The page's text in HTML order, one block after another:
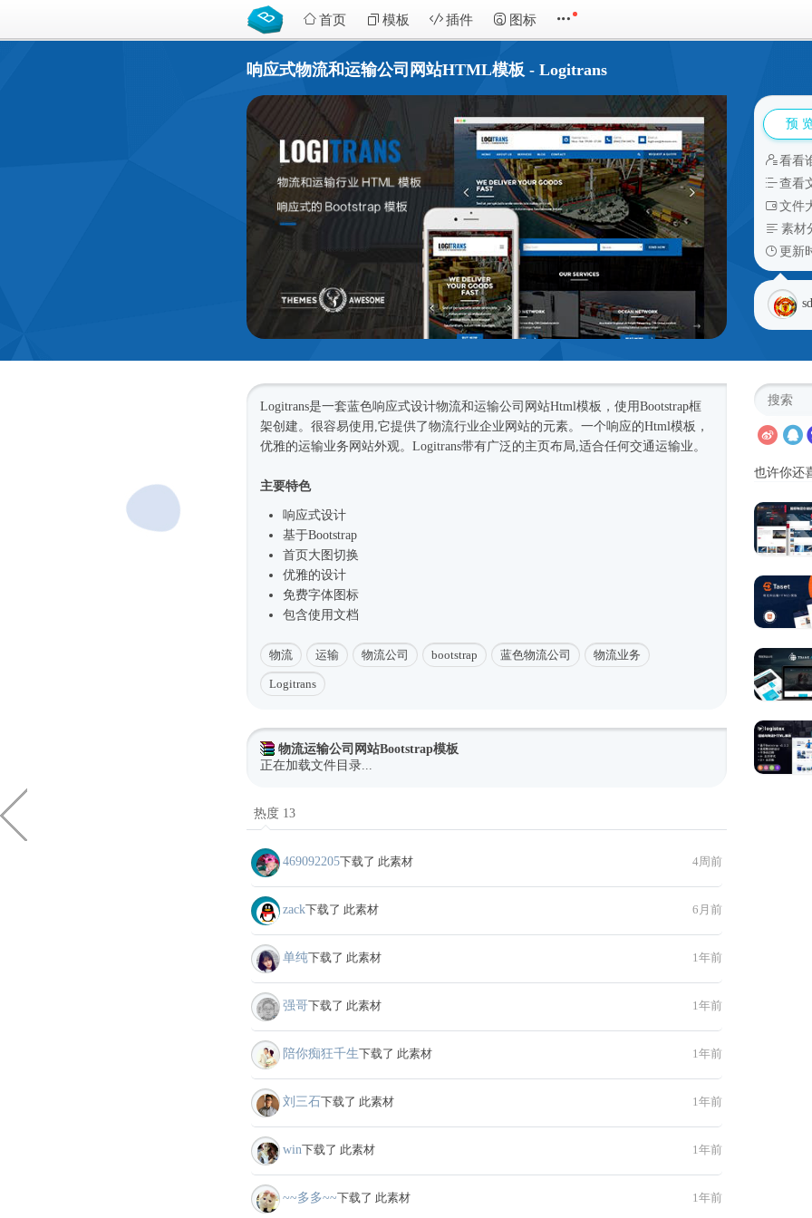
首页 模板 插件 图标
响应式物流和运输公司网站HTML模板 - Logitrans
预
看看
查看
文件
素材
更新
Logitrans是一套蓝色响应式设计物流和运输公司网站Html模板 ，使用Bootstrap框
架创建。很容易使用,它提供了物流行业企业网站的元素。一个响应的Html模板 ，
优雅的运输业务网站外观。Logitrans带有广泛的主页布局,适合任何交通运输业。
主要特色
响应式设计
基于Bootstrap
首页大图切换
优雅的设计
免费字体图标
包含使用文档
物流 运输 物流公司 bootstrap 蓝色物流公司 物流业务
Logitrans
物流运输公司网站Bootstrap模板
正在加载文件目录...
热度 13
469092205下载了 此素材 4周前
zack下载了 此素材 6月前
单纯下载了 此素材 1年前
强哥下载了 此素材 1年前
陪你痴狂千生下载了 此素材 1年前
刘三石下载了 此素材 1年前
win下载了 此素材 1年前
~~多多~~下载了 此素材 1年前
也许你还